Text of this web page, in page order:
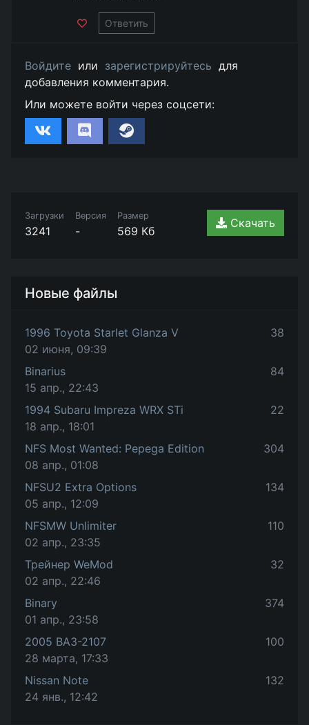
Ответить
Войдите или зарегистрируйтесь для
добавления комментария.
Или можете войти через соцсети:
Загрузки
3241
Версия
-
Размер
569 Кб
Скачать
Новые файлы
1996 Toyota Starlet Glanza V
02 июня, 09:39
38
Binarius
15 апр., 22:43
84
1994 Subaru Impreza WRX STi
18 апр., 18:01
22
NFS Most Wanted: Pepega Edition
08 апр., 01:08
304
NFSU2 Extra Options
05 апр., 12:09
134
NFSMW Unlimiter
02 апр., 23:35
110
Трейнер WeMod
02 апр., 22:46
32
Binary
01 апр., 23:58
374
2005 ВАЗ-2107
28 марта, 17:33
100
Nissan Note
24 янв., 12:42
132